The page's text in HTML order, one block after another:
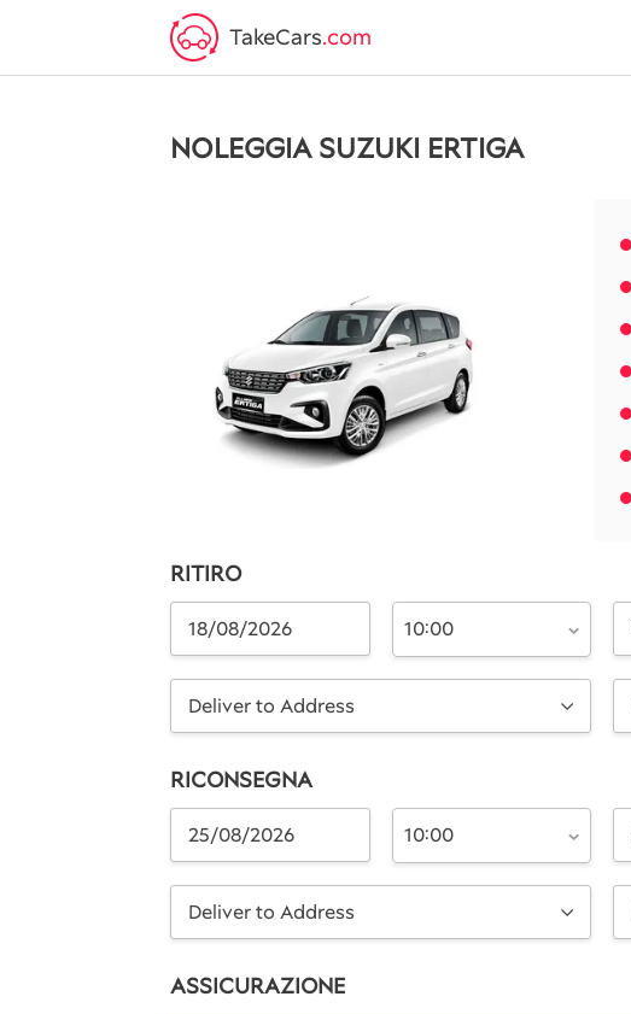
TakeCars.com
NOLEGGIA SUZUKI ERTIGA
RITIRO
10:00
Deliver to Address
RICONSEGNA
10:00
Deliver to Address
ASSICURAZIONE